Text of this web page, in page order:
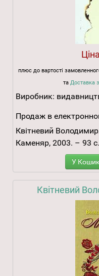
плюс до вартості
та Доставка
Виробник:
Продаж в
Квітневий
Каменяр, 2003. – 93
У Кошик
Квітневий